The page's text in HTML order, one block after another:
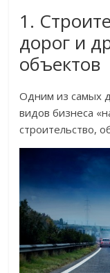
1.
дорог и
объектов
Одним из самых
видов бизнеса
строительство,